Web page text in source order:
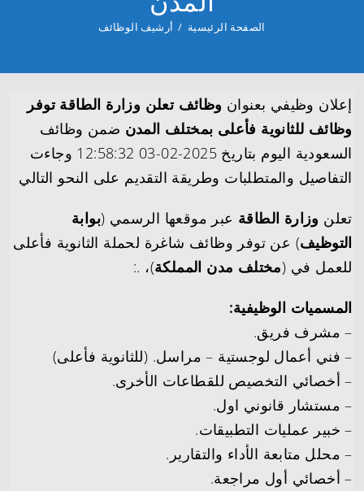
الصفحة الرئيسية / أرشيف الوظائف
إعلان وظيفي بعنوان وظائف تعلن وزارة الطاقة توفر
وظائف للثانوية فأعلى بمختلف المدن ضمن وظائف
السعودية اليوم بتاريخ 2025-02-03 12:58:32 وجاءت
التفاصيل والمتطلبات وطريقة التقديم على النحو التالي
تعلن وزارة الطاقة عبر موقعها الرسمي (بوابة
التوظيف) عن توفر وظائف شاغرة لحملة الثانوية فأعلى
للعمل في (مختلف مدن المملكة)، .:
المسميات الوظيفية:
– مشرف فريق.
– فني أعمال لوجستية – مراسل. (للثانوية فأعلى)
– أخصائي التخصيص للقطاعات الأخرى.
– مستشار قانوني اول.
– خبير عمليات التطبيقات.
– محلل متابعة الأداء والتقارير.
– أخصائي أول مراجعة.